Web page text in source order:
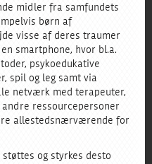
midler fra samfundets
børn af
visse af deres traumer
smartphone, hvor bl.a.
psykoedukative
spil og leg samt via
netværk med terapeuter,
ressourcepersoner
allestedsnærværende for
og styrkes desto